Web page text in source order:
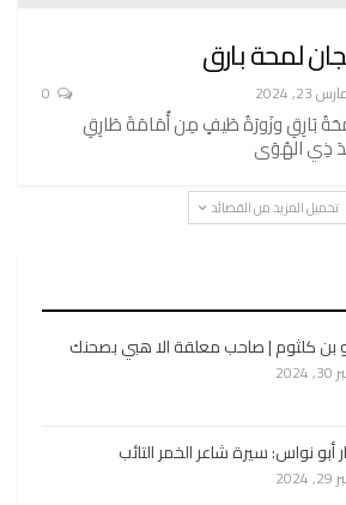
لمحة بارق
23, 2024
بَارِقِ وزَورَةُ طَيفٍ مِن أُمَامَةَ طَارِقِ
ذِي الهُوَى
تحميل المزيد من القصائد
بن كلثوم | صاحب معلقة الا هبي بصحنك
أبو نواس: سيرة شاعر الخمر التائب